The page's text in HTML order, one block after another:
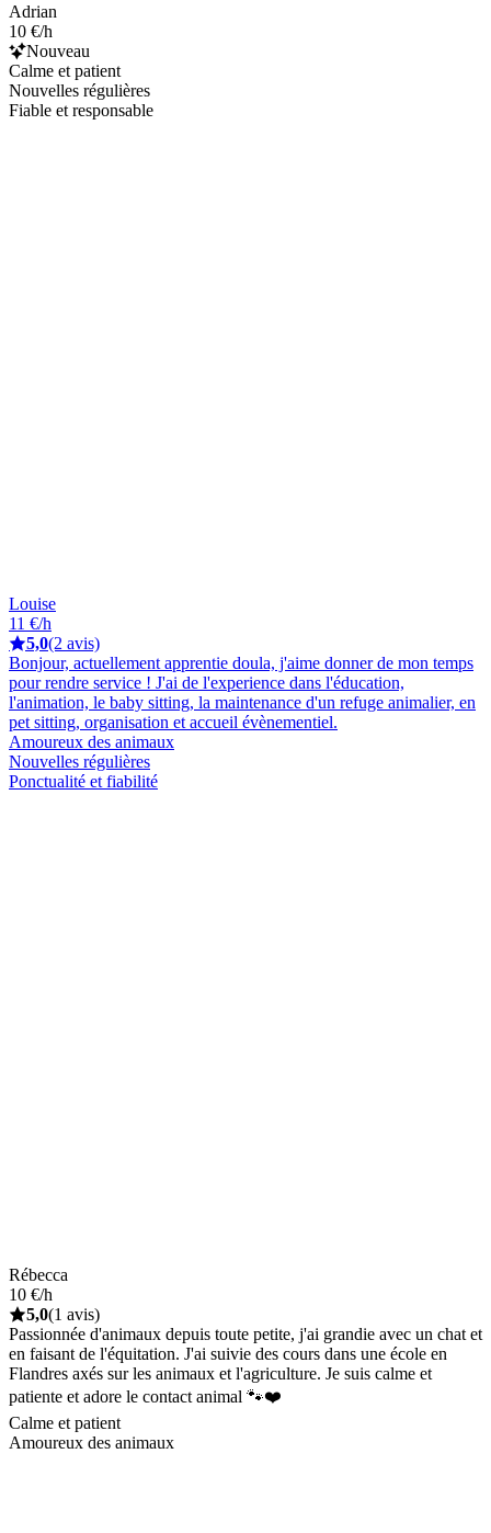
Adrian
10 €/h
Nouveau
Calme et patient
Nouvelles régulières
Fiable et responsable
Louise
11 €/h
5,0(2 avis)
Bonjour, actuellement apprentie doula, j'aime donner de mon temps
pour rendre service ! J'ai de l'experience dans l'éducation,
l'animation, le baby sitting, la maintenance d'un refuge animalier, en
pet sitting, organisation et accueil évènementiel.
Amoureux des animaux
Nouvelles régulières
Ponctualité et fiabilité
Rébecca
10 €/h
5,0(1 avis)
Passionnée d'animaux depuis toute petite, j'ai grandie avec un chat et
en faisant de l'équitation. J'ai suivie des cours dans une école en
Flandres axés sur les animaux et l'agriculture. Je suis calme et
patiente et adore le contact animal 🐾❤️
Calme et patient
Amoureux des animaux